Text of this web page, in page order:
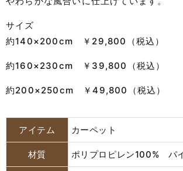
サイズ
約140×200cm ￥29,800（税込）
約160×230cm ￥39,800（税込）
約200×250cm ￥49,800（税込）
アイテム カーペット
材質 ポリプロピレン100% パ